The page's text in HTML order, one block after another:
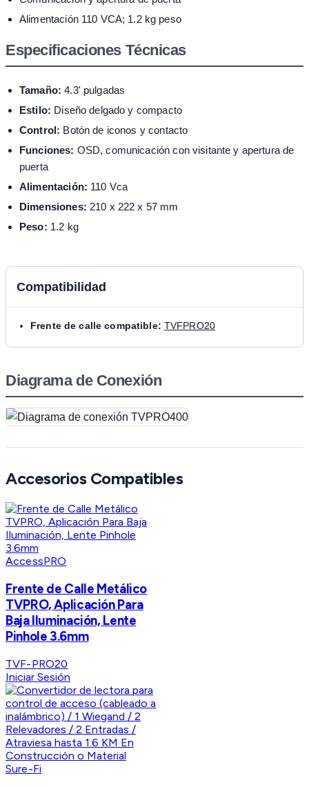
Alimentación 110 VCA; 1.2 kg peso
Especificaciones Técnicas
Tamaño: 4.3' pulgadas
Estilo: Diseño delgado y compacto
Control: Botón de iconos y contacto
Funciones: OSD, comunicación con visitante y apertura de
puerta
Alimentación: 110 Vca
Dimensiones: 210 x 222 x 57 mm
Peso: 1.2 kg
Compatibilidad
Frente de calle compatible: TVFPRO20
Diagrama de Conexión
Accesorios Compatibles
AccessPRO
Frente de Calle Metálico
TVPRO, Aplicación Para
Baja Iluminación, Lente
Pinhole 3.6mm
TVF-PRO20
Iniciar Sesión
Sure-Fi